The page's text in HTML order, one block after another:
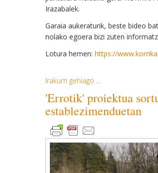
Irazabalek.
Garaia aukeraturik, beste bideo
nolako egoera bizi zuten
Lotura hemen: https://
Irakurri gehiago ...
'Errotik' proiektua
establezimenduetan